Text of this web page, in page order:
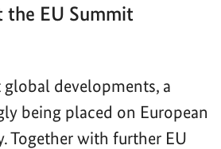
the EU Summit
developments, a
being placed on European
Together with further EU